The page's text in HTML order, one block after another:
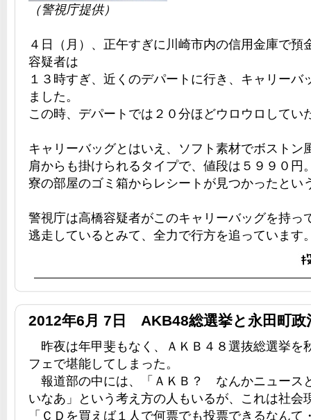
（警視庁提供）
４日（月）、正午すぎに川崎市内の信用金庫で預
容疑者は
１３時すぎ、近くのデパートに行き、キャリーバ
ました。
この時、デパートでは２０分ほどウロウロしてい
キャリーバッグとはいえ、ソフト素材でボストン
肩からも掛けられるタイプで、値段は５９９０円
寮の部屋のゴミ箱からレシートが見つかったとい
警視庁は高橋容疑者がこのキャリーバッグを持っ
逃走しているとみて、全力で行方を追っています
2012年6月 7日 AKB48総選挙と永田町政
昨夜は年甲斐もなく、ＡＫＢ４８選抜総選挙を
フェで堪能してしまった。
報道部の中には、「ＡＫＢ？ なんかニュース
いなあ」という考え方の人もいるが、これは社会
「ＣＤを買えば１人で何票でも投票できるなんて